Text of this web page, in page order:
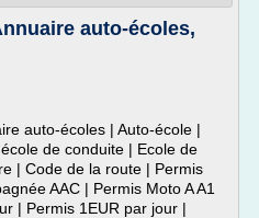
auto-écoles,
auto-écoles | Auto-école |
de conduite | Ecole de
| Code de la route | Permis
AAC | Permis Moto A A1
| Permis 1EUR par jour |